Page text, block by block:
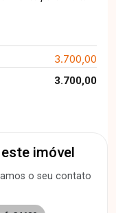
3.700,00
3.700,00
imóvel
o seu contato